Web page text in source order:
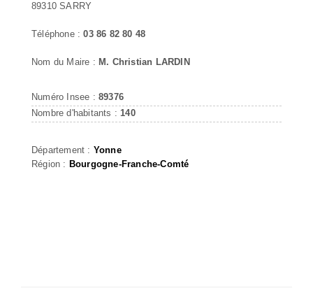
89310 SARRY
Téléphone :03 86 82 80 48
Nom du Maire : M. Christian LARDIN
Numéro Insee : 89376
Nombre d'habitants : 140
Département : Yonne
Région : Bourgogne-Franche-Comté